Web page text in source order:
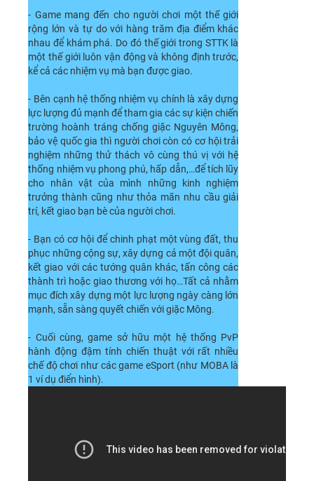
- Game mang đến cho người chơi một thế giới
rộng lớn và tự do với hàng trăm địa điểm khác
nhau để khám phá. Do đó thế giới trong STTK là
một thế giới luôn vận động và không định trước,
kể cả các nhiệm vụ mà bạn được giao.
- Bên cạnh hệ thống nhiệm vụ chính là xây dựng
lực lượng đủ mạnh để tham gia các sự kiện chiến
trường hoành tráng chống giặc Nguyên Mông,
bảo vệ quốc gia thì người chơi còn có cơ hội trải
nghiệm những thử thách vô cùng thú vị với hệ
thống nhiệm vụ phong phú, hấp dẫn,…để tích lũy
cho nhân vật của mình những kinh nghiệm
trưởng thành cũng như thỏa mãn nhu cầu giải
trí, kết giao bạn bè của người chơi.
- Bạn có cơ hội để chinh phạt một vùng đất, thu
phục những cộng sự, xây dựng cả một đội quân,
kết giao với các tướng quân khác, tấn công các
thành trì hoặc giao thương với họ…Tất cả nhằm
mục đích xây dựng một lực lượng ngày càng lớn
mạnh, sẵn sàng quyết chiến với giặc Mông.
- Cuối cùng, game sở hữu một hệ thống PvP
hành động đậm tính chiến thuật với rất nhiều
chế độ chơi như các game eSport (như MOBA là
1 ví dụ điển hình).